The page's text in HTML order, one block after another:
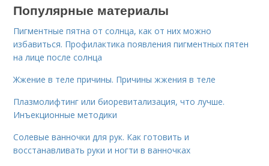
Популярные материалы
Пигментные пятна от солнца, как от них можно
избавиться. Профилактика появления пигментных пятен
на лице после солнца
Жжение в теле причины. Причины жжения в теле
Плазмолифтинг или биоревитализация, что лучше.
Инъекционные методики
Солевые ванночки для рук. Как готовить и
восстанавливать руки и ногти в ванночках